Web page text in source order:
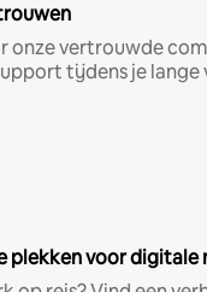
onze vertrouwde
tijdens je lange
plekken voor digitale